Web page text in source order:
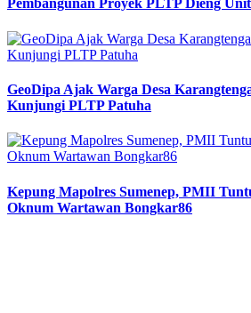
Pembangunan Proyek PLTP Dieng
GeoDipa Ajak Warga Desa
Kunjungi PLTP Patuha
Kepung Mapolres Sumenep, PMII
Oknum Wartawan Bongkar86